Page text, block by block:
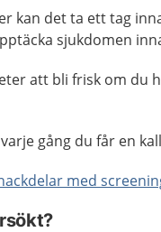
kan det ta ett tag
sjukdomen
att bli frisk om du
gång du får en
med